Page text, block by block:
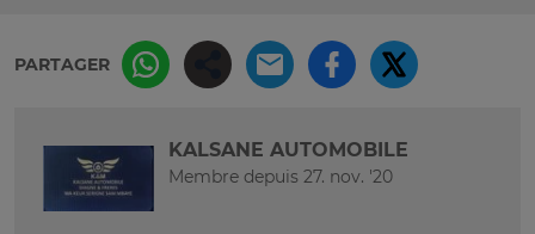
PARTAGER
KALSANE AUTOMOBILE
Membre depuis 27. nov. '20